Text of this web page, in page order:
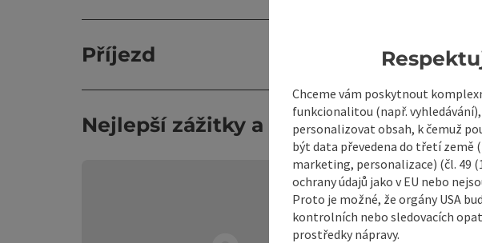
Příjezd
Nejlepší zážitky a zajímavosti
Chceme vám poskytnout
funkcionalitou (např.
personalizovat obsah, k čemuž
být data převedena do třetí země
marketing, personalizace) (čl. 49
ochrany údajů jako v EU nebo
Proto je možné, že orgány USA
kontrolních nebo sledovacích
prostředky nápravy.